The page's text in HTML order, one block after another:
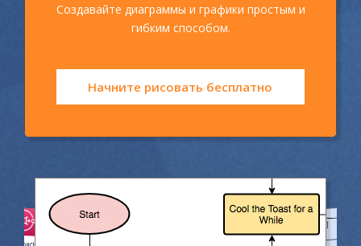
Создавайте диаграммы и графики простым и
гибким способом.
Начните рисовать бесплатно